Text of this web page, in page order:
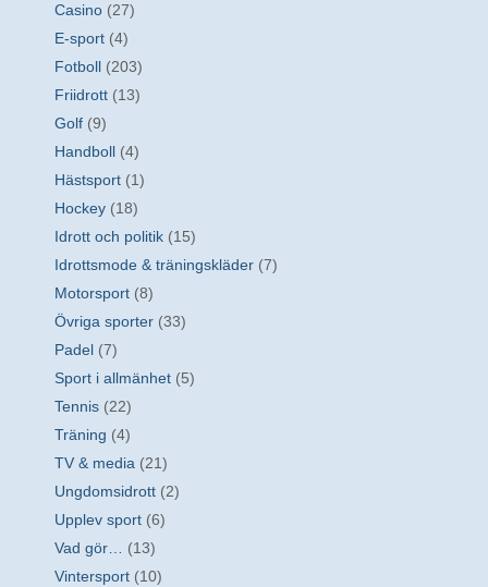
Casino (27)
E-sport (4)
Fotboll (203)
Friidrott (13)
Golf (9)
Handboll (4)
Hästsport (1)
Hockey (18)
Idrott och politik (15)
Idrottsmode & träningskläder (7)
Motorsport (8)
Övriga sporter (33)
Padel (7)
Sport i allmänhet (5)
Tennis (22)
Träning (4)
TV & media (21)
Ungdomsidrott (2)
Upplev sport (6)
Vad gör…
(13)
Vintersport (10)